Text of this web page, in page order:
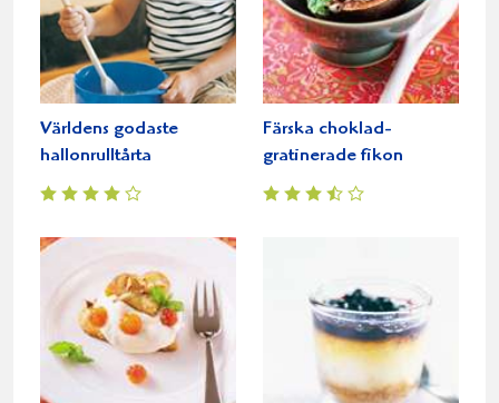
Världens godaste
hallonrulltårta
Färska choklad-
gratinerade fikon